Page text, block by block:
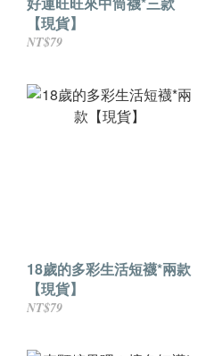
【現貨】
NT$79
18歲的多彩生活短襪*兩款
【現貨】
NT$79